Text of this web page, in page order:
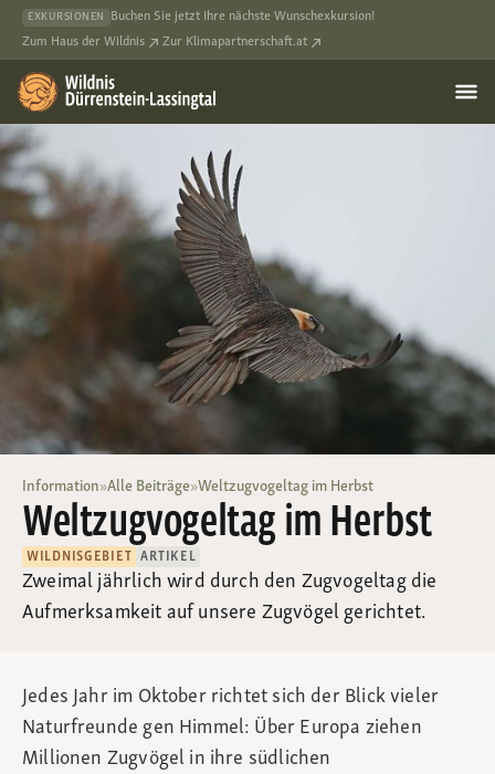
EXKURSIONEN
Buchen Sie jetzt Ihre nächste Wunschexkursion!
Zum Haus der Wildnis
Zur Klimapartnerschaft.at
Information»Alle Beiträge»Weltzugvogeltag im Herbst
Weltzugvogeltag im Herbst
WILDNISGEBIET ARTIKEL
Zweimal jährlich wird durch den Zugvogeltag die
Aufmerksamkeit auf unsere Zugvögel gerichtet.
Jedes Jahr im Oktober richtet sich der Blick vieler
Naturfreunde gen Himmel: Über Europa ziehen
Millionen Zugvögel in ihre südlichen